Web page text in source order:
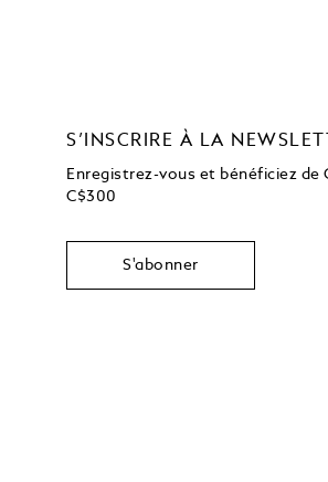
S’INSCRIRE À LA
Enregistrez-vous et bénéficiez
C$300
S'abonner